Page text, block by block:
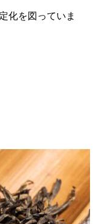
化を図っていま